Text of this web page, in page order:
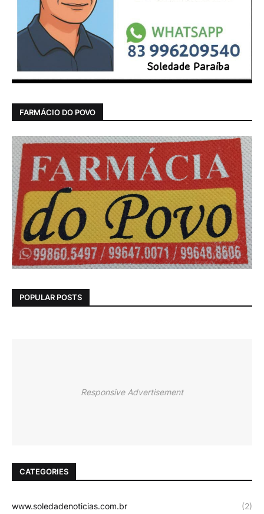
FARMÁCIO DO POVO
POPULAR POSTS
Responsive Advertisement
CATEGORIES
www.soledadenoticias.com.br (2)